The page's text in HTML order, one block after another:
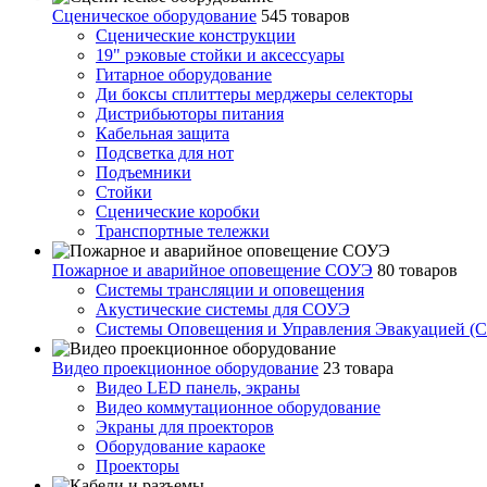
Сценическое оборудование 545 товаров
Сценические конструкции
19" рэковые стойки и аксесcуары
Гитарное оборудование
Ди боксы сплиттеры мерджеры селекторы
Дистрибьюторы питания
Кабельная защита
Подсветка для нот
Подъемники
Стойки
Сценические коробки
Транспортные тележки
Пожарное и аварийное оповещение СОУЭ 80 товаров
Cистемы трансляции и оповещения
Акустические системы для СОУЭ
Системы Оповещения и Управления Эвакуацией
Видео проекционное оборудование 23 товара
Видео LED панель, экраны
Видео коммутационное оборудование
Экраны для проекторов
Оборудование караоке
Проекторы